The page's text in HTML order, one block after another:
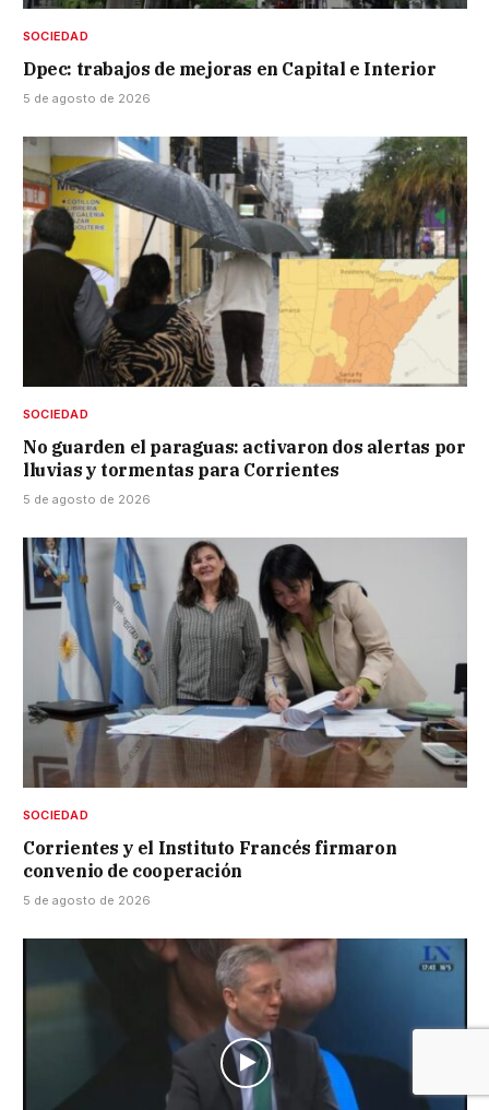
SOCIEDAD
Dpec: trabajos de mejoras en Capital e Interior
5 de agosto de 2026
SOCIEDAD
No guarden el paraguas: activaron dos alertas por
lluvias y tormentas para Corrientes
5 de agosto de 2026
SOCIEDAD
Corrientes y el Instituto Francés firmaron
convenio de cooperación
5 de agosto de 2026